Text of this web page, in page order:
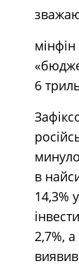
6
в
14,3%
2,7%,